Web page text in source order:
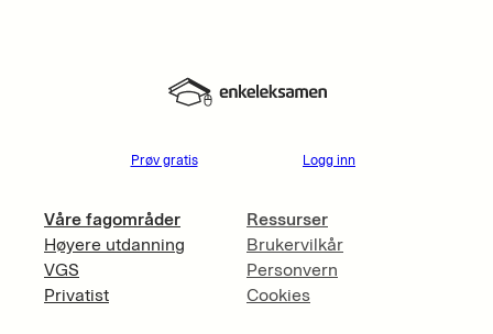
Prøv gratis Logg inn
Våre fagområder
Høyere utdanning
VGS
Privatist
Ressurser
Brukervilkår
Personvern
Cookies